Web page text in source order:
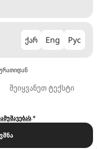
ქარ Eng Рус
.*